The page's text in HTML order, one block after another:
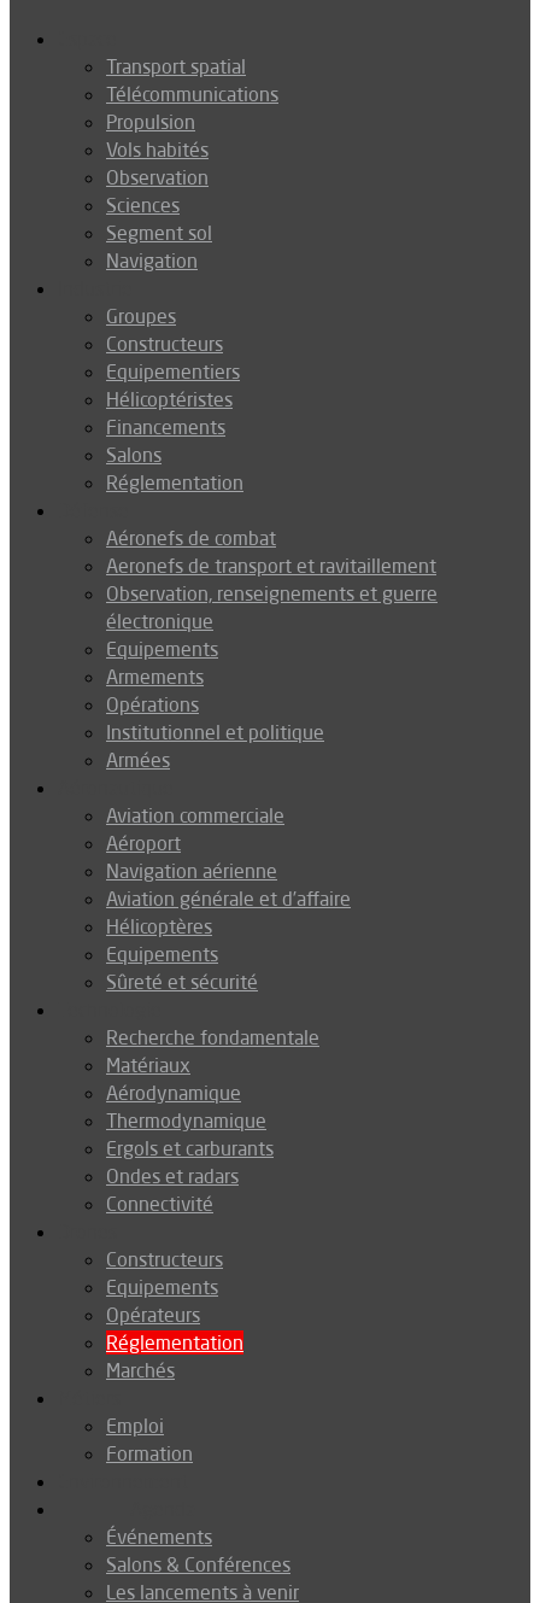
Transport spatial
Télécommunications
Propulsion
Vols habités
Observation
Sciences
Segment sol
Navigation
Groupes
Constructeurs
Equipementiers
Hélicoptéristes
Financements
Salons
Réglementation
Aéronefs de combat
Aeronefs de transport et ravitaillement
Observation, renseignements et guerre
électronique
Equipements
Armements
Opérations
Institutionnel et politique
Armées
Aviation commerciale
Aéroport
Navigation aérienne
Aviation générale et d’affaire
Hélicoptères
Equipements
Sûreté et sécurité
Recherche fondamentale
Matériaux
Aérodynamique
Thermodynamique
Ergols et carburants
Ondes et radars
Connectivité
Constructeurs
Equipements
Opérateurs
Réglementation
Marchés
Emploi
Formation
Événements
Salons & Conférences
Les lancements à venir